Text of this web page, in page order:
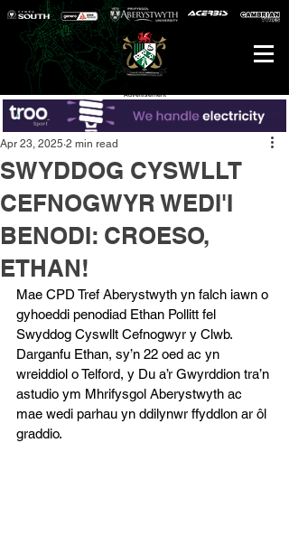
Advertisement
SWYDDOG CYSWLLT
CEFNOGWYR WEDI'I
BENODI: CROESO,
ETHAN!
Apr 23, 2025 2 min read
Mae CPD Tref Aberystwyth yn falch iawn o
gyhoeddi penodiad Ethan Pollitt fel
Swyddog Cyswllt Cefnogwyr y Clwb.
Darganfu Ethan, sy’n 22 oed ac yn
wreiddiol o Telford, y Du a’r Gwyrddion tra’n
astudio ym Mhrifysgol Aberystwyth ac
mae wedi parhau yn ddilynwr ffyddlon ar ôl
graddio.